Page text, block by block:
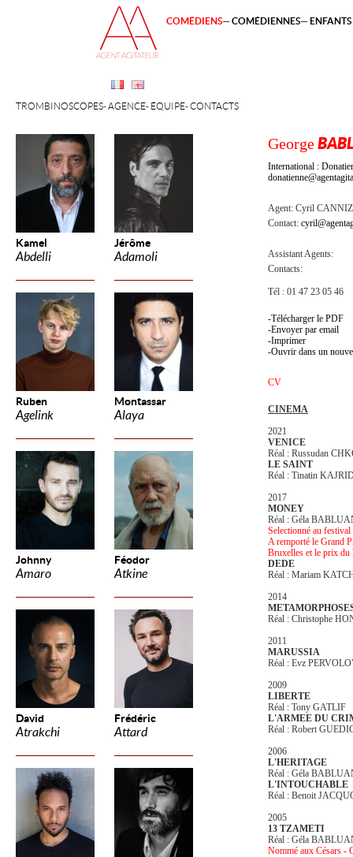
Kamel
Abdelli
Jérôme
Adamoli
Ruben
Agelink
Montassar
Alaya
Johnny
Amaro
Féodor
Atkine
David
Atrakchi
Frédéric
Attard
TROMBINOSCOPES AGENCE ÉQUIPE CONTACTS
COMÉDIENS COMÉDIENNES
George
International :
Agent: Cyril
Contact:
Assistant Agents:
Contacts:
Tél : 01 47 23 05 46
Télécharger le PDF
Envoyer par email
Imprimer
Ouvrir dans un
CV
CINEMA
2021
VENICE
Réal : Russudan
LE SAINT
Réal : Tinatin
2017
MONEY
Réal : Géla
Selectionné au
A remporté le Grand
Bruxelles et le prix du
DEDE
Réal : Mariam
2014
Réal : Christophe
2011
MARUSSIA
Réal : Evz
2009
LIBERTE
Réal : Tony GATLIF
L'ARMEE DU
Réal : Robert
2006
L'HERITAGE
Réal : Géla
L'INTOUCHABLE
Réal : Benoit
2005
13 TZAMETI
Réal : Géla
Nommé aux Césars -